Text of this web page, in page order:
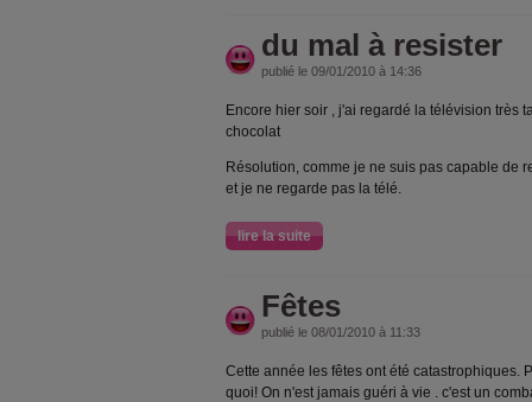
du mal à resister
publié le 09/01/2010 à 14:36
Encore hier soir , j'ai regardé la télévision très
chocolat
Résolution, comme je ne suis pas capable de
et je ne regarde pas la télé.
lire la suite
Fêtes
publié le 08/01/2010 à 11:33
Cette année les fêtes ont été catastrophiques.
quoi! On n'est jamais guéri à vie . c'est un